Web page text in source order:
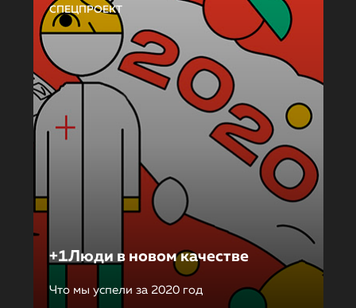
СПЕЦПРОЕКТ
+1Люди в новом качестве
Что мы успели за 2020 год